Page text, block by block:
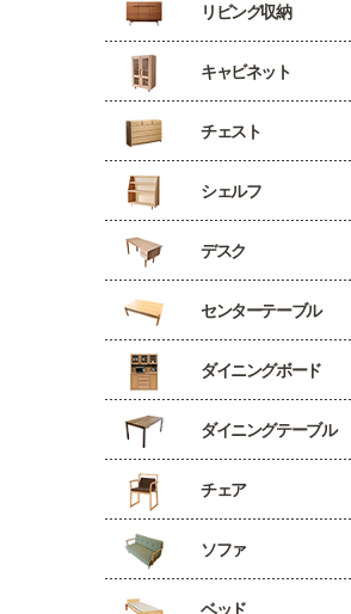
リビング収納
キャビネット
チェスト
シェルフ
デスク
センターテーブル
ダイニングボード
ダイニングテーブル
チェア
ソファ
ベッド